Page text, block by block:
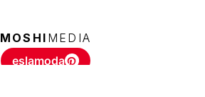
MOSHI MEDIA
eslamoda